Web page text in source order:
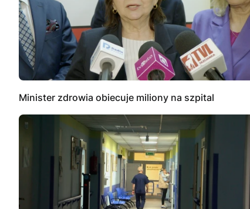
Minister zdrowia obiecuje miliony na szpital